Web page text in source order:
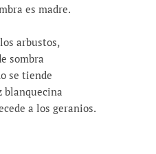
es madre.
arbustos,
sombra
se tiende
blanquecina
a los geranios.